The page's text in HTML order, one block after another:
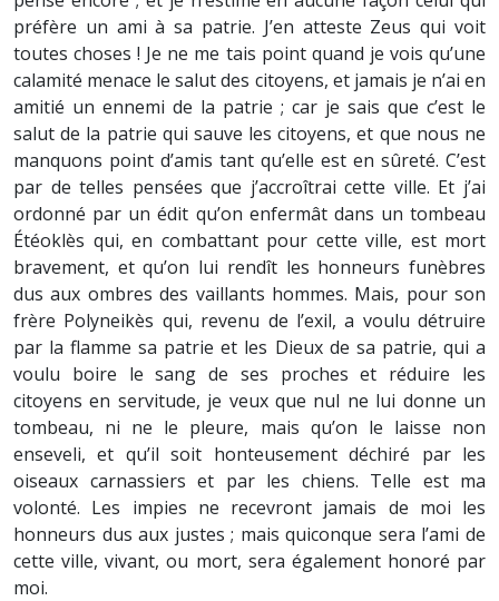
préfère un ami à sa patrie. J’en atteste Zeus qui voit
toutes choses ! Je ne me tais point quand je vois qu’une
calamité menace le salut des citoyens, et jamais je n’ai en
amitié un ennemi de la patrie ; car je sais que c’est le
salut de la patrie qui sauve les citoyens, et que nous ne
manquons point d’amis tant qu’elle est en sûreté. C’est
par de telles pensées que j’accroîtrai cette ville. Et j’ai
ordonné par un édit qu’on enfermât dans un tombeau
Étéoklès qui, en combattant pour cette ville, est mort
bravement, et qu’on lui rendît les honneurs funèbres
dus aux ombres des vaillants hommes. Mais, pour son
frère Polyneikès qui, revenu de l’exil, a voulu détruire
par la flamme sa patrie et les Dieux de sa patrie, qui a
voulu boire le sang de ses proches et réduire les
citoyens en servitude, je veux que nul ne lui donne un
tombeau, ni ne le pleure, mais qu’on le laisse non
enseveli, et qu’il soit honteusement déchiré par les
oiseaux carnassiers et par les chiens. Telle est ma
volonté. Les impies ne recevront jamais de moi les
honneurs dus aux justes ; mais quiconque sera l’ami de
cette ville, vivant, ou mort, sera également honoré par
moi.